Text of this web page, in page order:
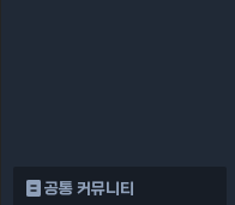
공통 커뮤니티